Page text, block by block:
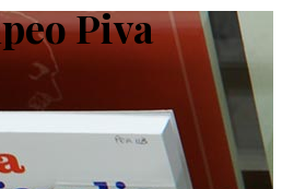
Piva